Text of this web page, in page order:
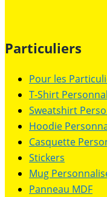
Particuliers
Pour les
T-Shirt
Sweatshirt
Hoodie
Casquette
Stickers
Mug
Panneau MDF